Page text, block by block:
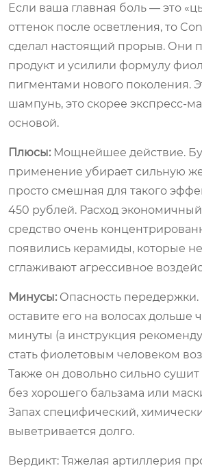
Если ваша главная боль — это
оттенок после осветления, то
сделал настоящий прорыв. Они
продукт и усилили формулу
пигментами нового поколения.
шампунь, это скорее экспресс-
основой.
Плюсы: Мощнейшее действие.
применение убирает сильную
просто смешная для такого
450 рублей. Расход
средство очень
появились керамиды, которые
сглаживают агрессивное
Минусы: Опасность передержки.
оставите его на волосах дольше
минуты (а инструкция
стать фиолетовым человеком
Также он довольно сильно сушит
без хорошего бальзама или
Запах специфический,
выветривается долго.
Вердикт: Тяжелая артиллерия